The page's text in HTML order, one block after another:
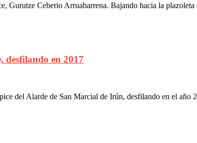
Gurutze Ceberio Arruabarrena. Bajando hacia la
en 2017
del Alarde de San Marcial de Irún, desfilando en el año